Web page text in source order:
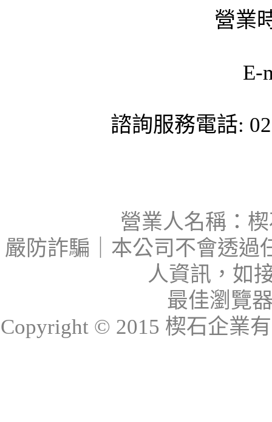
營業
E-
諮詢服務電話:
營業人名稱：
嚴防詐騙｜本公司不會透過
人資訊，如
最佳瀏覽
Copyright © 2015 楔石企業